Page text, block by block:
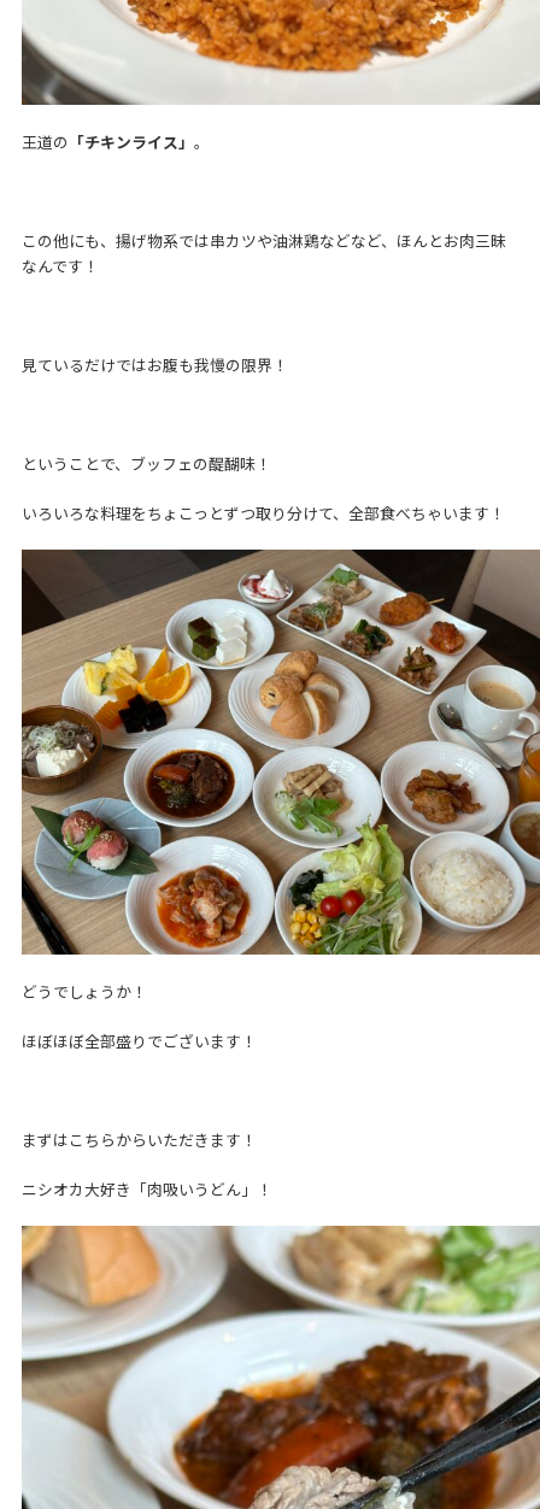
王道の 「チキンライス」 。
この他にも、揚げ物系では串カツや油淋鶏などなど、ほんとお肉三昧
なんです！
見ているだけではお腹も我慢の限界！
ということで、ブッフェの醍醐味！
いろいろな料理をちょこっとずつ取り分けて、全部食べちゃいます！
どうでしょうか！
ほぼほぼ全部盛りでございます！
まずはこちらからいただきます！
ニシオカ大好き「肉吸いうどん」！